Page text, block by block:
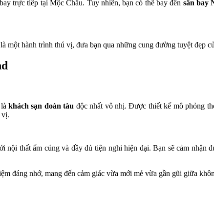
trực tiếp tại Mộc Châu. Tuy nhiên, bạn có thể bay đến sân bay
một hành trình thú vị, đưa bạn qua những cung đường tuyệt đẹp
khách sạn đoàn tàu độc nhất vô nhị. Được thiết kế mô phỏng
vị.
thất ấm cúng và đầy đủ tiện nghi hiện đại. Bạn sẽ cảm nhận
đáng nhớ, mang đến cảm giác vừa mới mẻ vừa gần gũi giữa